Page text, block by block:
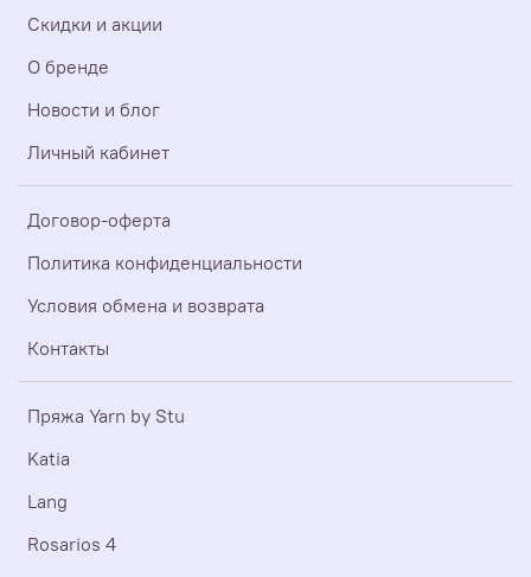
Скидки и акции
О бренде
Новости и блог
Личный кабинет
Договор-оферта
Политика конфиденциальности
Условия обмена и возврата
Контакты
Пряжа Yarn by Stu
Katia
Lang
Rosarios 4